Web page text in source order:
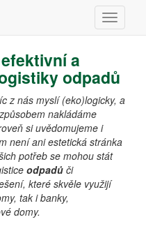
a
odpadů
z nás myslí (eko)logicky, a
nakládáme
si uvědomujeme i
není ani estetická stránka
potřeb se mohou stát
odpadů či
které skvěle využijí
tak i banky,
domy.